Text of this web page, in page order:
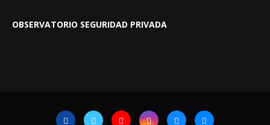
OBSERVATORIO SEGURIDAD PRIVADA